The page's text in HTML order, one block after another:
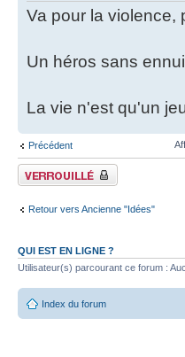
Va pour la violence,
Un héros sans
La vie n'est qu'un
Précédent
Fil verrouillé
Retour vers Ancienne "Idées"
QUI EST EN LIGNE ?
Utilisateur(s) parcourant ce forum :
Index du forum